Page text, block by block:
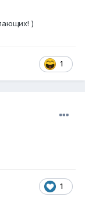
)
1
1